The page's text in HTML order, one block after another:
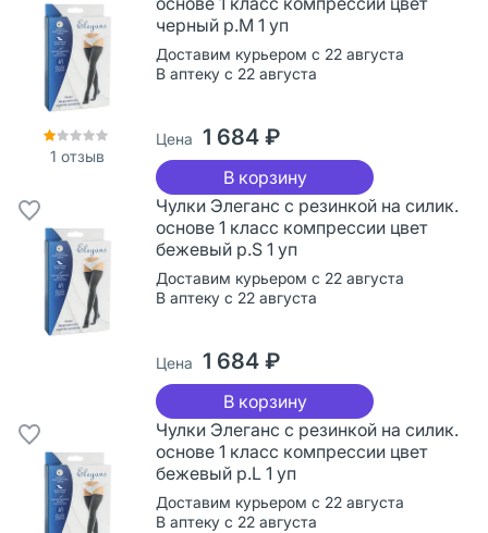
1 отзыв
черный р.M 1 уп
Доставим курьером с 22 августа
В аптеку с 22 августа
Цена 1 684 ₽
В корзину
Чулки Элеганс с резинкой на силик.
основе 1 класс компрессии цвет
бежевый р.S 1 уп
Доставим курьером с 22 августа
В аптеку с 22 августа
Цена 1 684 ₽
В корзину
Чулки Элеганс с резинкой на силик.
основе 1 класс компрессии цвет
бежевый р.L 1 уп
Доставим курьером с 22 августа
В аптеку с 22 августа